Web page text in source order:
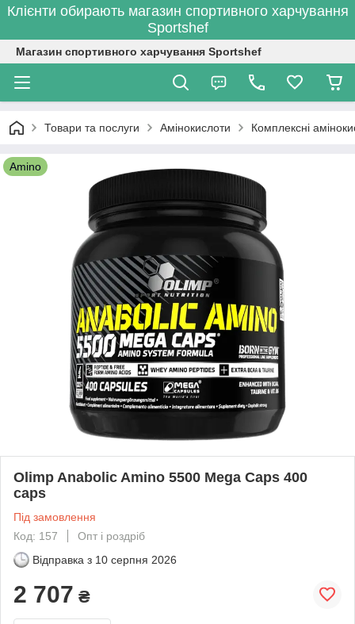
Клієнти обирають магазин спортивного харчування
Sportshef
Магазин спортивного харчування Sportshef
Товари та послуги Амінокислоти Комплексні
Amino
Olimp Anabolic Amino 5500 Mega Caps 400
caps
Під замовлення
Код: 157
Опт і роздріб
Відправка з 10 серпня 2026
2 707 ₴